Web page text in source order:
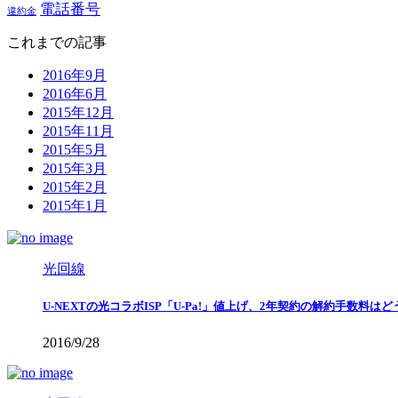
違約金 電話番号
これまでの記事
2016年9月
2016年6月
2015年12月
2015年11月
2015年5月
2015年3月
2015年2月
2015年1月
光回線
U-NEXTの光コラボISP「U-Pa!」値上げ、2年契約の解約手数料はど
2016/9/28